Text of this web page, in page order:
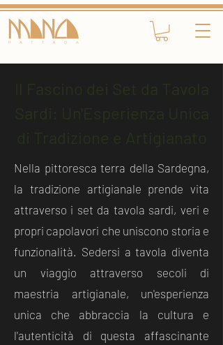
Nella pittoresca terra della Sardegna,
la tradizione artigianale prende vita
attraverso i set da tavola sardi, veri e
propri capolavori che uniscono storia e
funzionalità. Sedersi a tavola diventa
un viaggio attraverso secoli di
maestria artigianale, un'esperienza
unica che abbraccia la cultura e
l'autenticità di questa affascinante